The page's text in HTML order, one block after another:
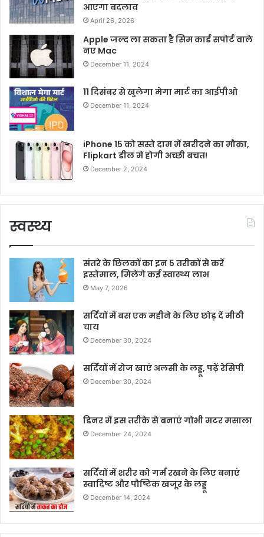
आएगा बदलाव
April 26, 2026
Apple जल्द ला सकता है सिम कार्ड सपोर्ट वाले
नए Mac
December 11, 2024
11 दिसंबर से खुलेगा मेगा मार्ट का आईपीओ
December 11, 2024
iPhone 15 को सस्ते दाम में खरीदने का मौका,
Flipkart डील में होगी अच्छी बचत!
December 2, 2024
स्वस्थ्य
संतरे के छिलकों का इन 5 तरीकों से करें
इस्तेमाल, मिलेंगे कई स्वास्थ्य लाभ
May 7, 2026
सर्दियों में बस एक महीने के लिए छोड़ दें मीठी
चाय
December 30, 2024
सर्दियों में रोज खाएं अलसी के लड्डू, पढ़ें रेसिपी
December 30, 2024
डिनर में इस तरीके से बनाएं गोभी मटर मसाला
December 24, 2024
सर्दियों में शरीर को गर्म रखने के लिए बनाएं
स्वादिष्ट और पौष्टिक खजूर के लड्डू
December 14, 2024